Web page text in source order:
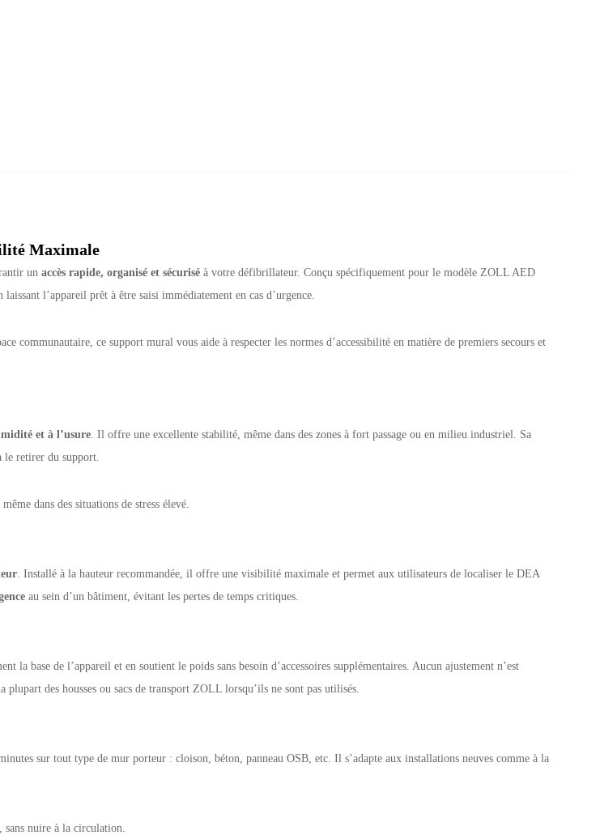
Maximale
unaccès rapide, organisé et sécurisé à votre défibrillateur. Conçu spécifiquement pour le modèle ZOLL AED
l’appareil prêt à être saisi immédiatement en cas d’urgence.
communautaire, ce support mural vous aide à respecter les normes d’accessibilité en matière de premiers secours et
et à l’usure . Il offre une excellente stabilité, même dans des zones à fort passage ou en milieu industriel. Sa
le retirer du support.
dans des situations de stress élevé.
. Installé à la hauteur recommandée, il offre une visibilité maximale et permet aux utilisateurs de localiser le DEA
au sein d’un bâtiment, évitant les pertes de temps critiques.
la base de l’appareil et en soutient le poids sans besoin d’accessoires supplémentaires. Aucun ajustement n’est
des housses ou sacs de transport ZOLL lorsqu’ils ne sont pas utilisés.
sur tout type de mur porteur : cloison, béton, panneau OSB, etc. Il s’adapte aux installations neuves comme à la
sans nuire à la circulation.